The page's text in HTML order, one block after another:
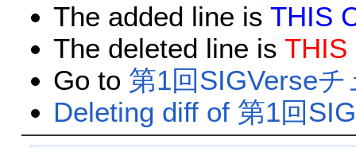
The added line is THIS
The deleted line is THIS
Go to 第1回SIGVerse
Deleting diff of 第1回